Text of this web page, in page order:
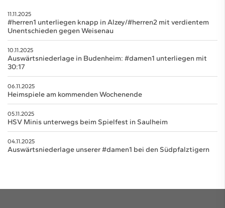
11.11.2025
#herren1 unterliegen knapp in Alzey/#herren2 mit verdientem
Unentschieden gegen Weisenau
10.11.2025
Auswärtsniederlage in Budenheim: #damen1 unterliegen mit
30:17
06.11.2025
Heimspiele am kommenden Wochenende
05.11.2025
HSV Minis unterwegs beim Spielfest in Saulheim
04.11.2025
Auswärtsniederlage unserer #damen1 bei den Südpfalztigern